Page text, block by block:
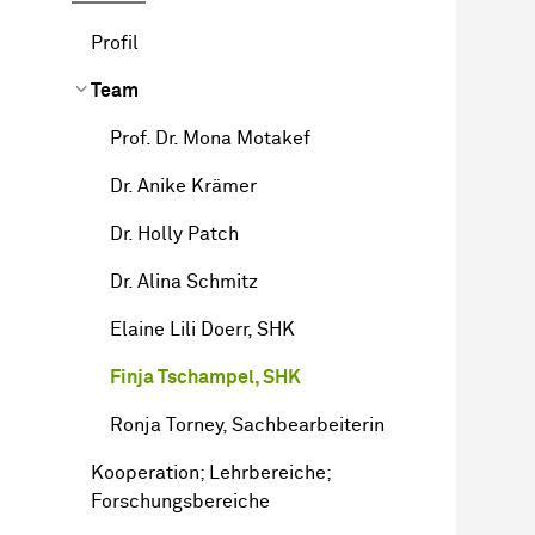
Profil
Team
Prof. Dr. Mona Motakef
Dr. Anike Krämer
Dr. Holly Patch
Dr. Alina Schmitz
Elaine Lili Doerr, SHK
Finja Tschampel, SHK
Ronja Torney, Sachbearbeiterin
Kooperation; Lehrbereiche;
Forschungsbereiche